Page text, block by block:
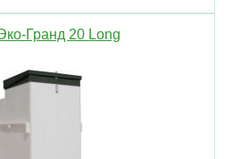
Гранд 20 Long